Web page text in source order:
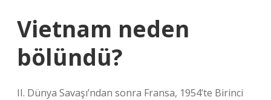
Vietnam neden
bölündü?
II. Dünya Savaşı’ndan sonra Fransa, 1954’te Birinci